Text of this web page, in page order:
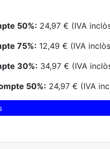
50%: 24,97 € (IVA
75%: 12,49 € (IVA
30%: 34,97 € (IVA
50%: 24,97 € (IVA